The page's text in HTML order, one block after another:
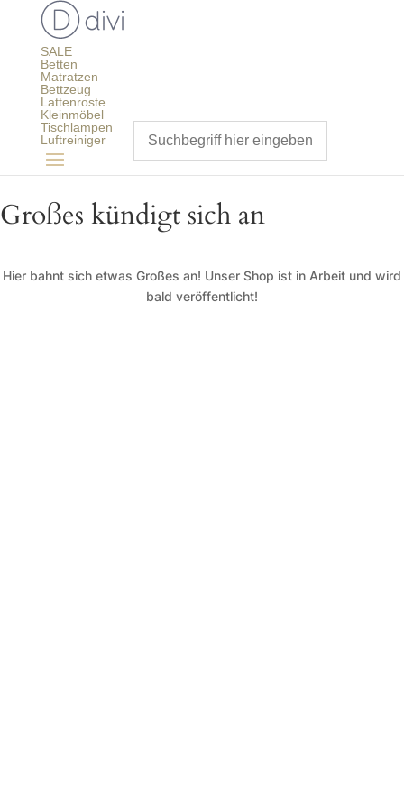
SALE
Betten
Matratzen
Bettzeug
Lattenroste
Kleinmöbel
Tischlampen
Luftreiniger
Großes kündigt sich an
Hier bahnt sich etwas Großes an! Unser Shop ist in Arbeit und wird
bald veröffentlicht!